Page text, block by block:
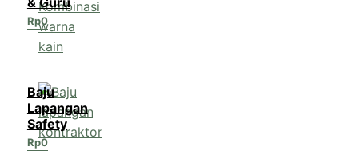
Rp0
Baju
Lapangan
Safety
Rp0